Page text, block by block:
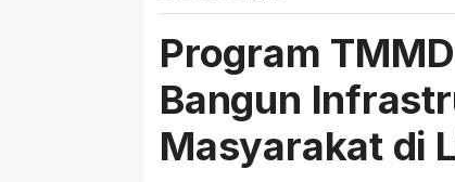
Program
Bangun
Masyarakat di